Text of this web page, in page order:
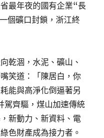
最年夜的國有企業“長
個礦口封鎖，浙江終
乾涸，水泥、礦山、
笑道：「陳居白，你
能與高淨化倒逼著另
駕齊驅，煤山加速傳統
新動力、新資料、電
色財產成為接力者。